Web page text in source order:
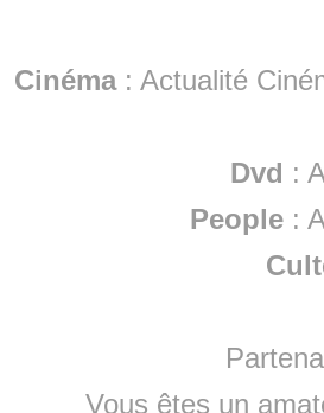
Cinéma: Actualité
Dvd :
People :
Vous êtes un